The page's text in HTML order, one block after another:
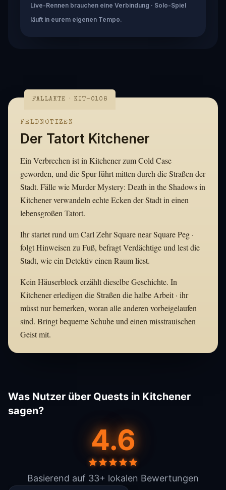
Live-Rennen brauchen eine Verbindung · Solo-Spiel
läuft in eurem eigenen Tempo.
FALLAKTE · KIT-0108
FELDNOTIZEN
Der Tatort Kitchener
Ein Verbrechen ist in Kitchener zum Cold Case
geworden, und die Spur führt mitten durch die Straßen der
Stadt. Fälle wie Murder Mystery: Death in the Shadows in
Kitchener verwandeln echte Ecken der Stadt in einen
lebensgroßen Tatort.
Ihr startet rund um Carl Zehr Square near Square Peg ·
folgt Hinweisen zu Fuß, befragt Verdächtige und lest die
Stadt, wie ein Detektiv einen Raum liest.
Kein Häuserblock erzählt dieselbe Geschichte. In
Kitchener erledigen die Straßen die halbe Arbeit · ihr
müsst nur bemerken, woran alle anderen vorbeigelaufen
sind. Bringt bequeme Schuhe und einen misstrauischen
Geist mit.
Was Nutzer über Quests in Kitchener
sagen?
4.6
Basierend auf 33+ lokalen Bewertungen